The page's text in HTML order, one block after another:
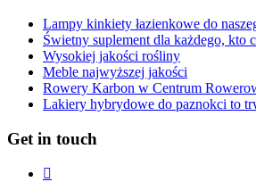
Lampy kinkiety łazienkowe do
Świetny suplement dla każdego, kto
Wysokiej jakości rośliny
Meble najwyższej jakości
Rowery Karbon w Centrum
Lakiery hybrydowe do paznokci to
Get in touch